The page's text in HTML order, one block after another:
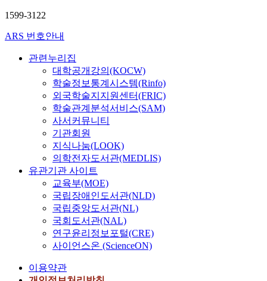
1599-3122
ARS 번호안내
관련누리집
대학공개강의(KOCW)
학술정보통계시스템(Rinfo)
외국학술지지원센터(FRIC)
학술관계분석서비스(SAM)
사서커뮤니티
기관회원
지식나눔(LOOK)
의학전자도서관(MEDLIS)
유관기관 사이트
교육부(MOE)
국립장애인도서관(NLD)
국립중앙도서관(NL)
국회도서관(NAL)
연구윤리정보포털(CRE)
사이언스온 (ScienceON)
이용약관